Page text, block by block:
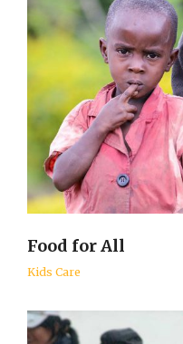
Food for All
Kids Care